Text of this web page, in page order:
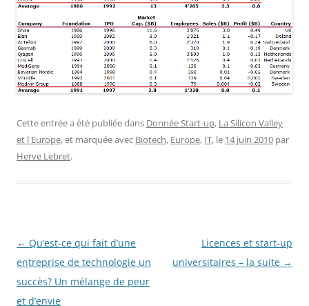
Cette entrée a été publiée dans Donnée Start-up, La Silicon Valley
et l'Europe, et marquée avec Biotech, Europe, IT, le 14 juin 2010 par
Herve Lebret.
Navigation
des
articles
← Qu’est-ce qui fait d’une
entreprise de technologie un
succès? Un mélange de peur
et d’envie
Licences et start-up
universitaires – la suite →